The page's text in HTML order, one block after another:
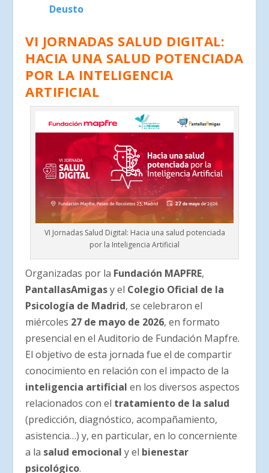
Deusto
VI JORNADAS SALUD DIGITAL:
HACIA UNA SALUD POTENCIADA
POR LA INTELIGENCIA
ARTIFICIAL
VI Jornadas Salud Digital: Hacia una salud potenciada
por la Inteligencia Artificial
Organizadas por la Fundación MAPFRE,
PantallasAmigasy el Colegio Oficial de la
Psicología de Madrid, se celebraron el
miércoles 27 de mayo de 2026, en formato
presencial en el Auditorio de Fundación Mapfre.
El objetivo de esta jornada fue el de compartir
conocimiento en relación con el impacto de la
inteligencia artificial en los diversos aspectos
relacionados con el tratamiento de la salud
(predicción, diagnóstico, acompañamiento,
asistencia…) y, en particular, en lo concerniente
a la salud emocional y el bienestar
psicológico.